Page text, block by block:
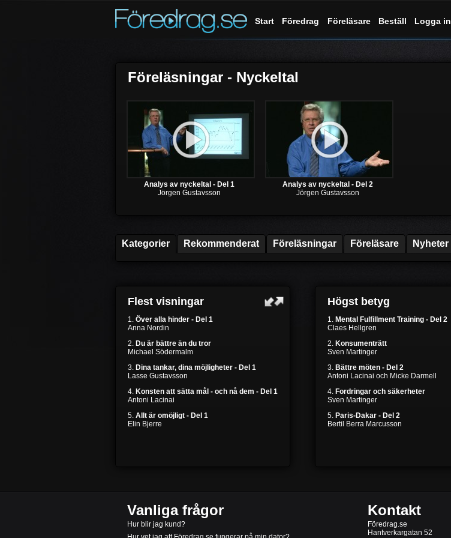
Start Föredrag Föreläsare Beställ Logga in
Föreläsningar - Nyckeltal
Analys av nyckeltal - Del 1
Jörgen Gustavsson
Analys av nyckeltal - Del 2
Jörgen Gustavsson
Kategorier Rekommenderat Föreläsningar Föreläsare Nyheter
Flest visningar
1. Över alla hinder - Del 1
Anna Nordin
2. Du är bättre än du tror
Michael Södermalm
3. Dina tankar, dina möjligheter - Del 1
Lasse Gustavsson
4. Konsten att sätta mål - och nå dem - Del 1
Antoni Lacinai
5. Allt är omöjligt - Del 1
Elin Bjerre
Högst betyg
1. Mental Fulfillment Training - Del 2
Claes Hellgren
2. Konsumenträtt
Sven Martinger
3. Bättre möten - Del 2
Antoni Lacinai och Micke Darmell
4. Fordringar och säkerheter
Sven Martinger
5. Paris-Dakar - Del 2
Bertil Berra Marcusson
Vanliga frågor
Hur blir jag kund?
Kontakt
Föredrag.se
Hantverkargatan 52